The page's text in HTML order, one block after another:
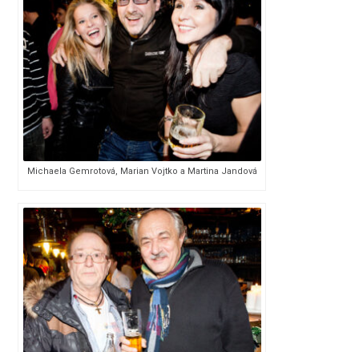
Michaela Gemrotová, Marian Vojtko a Martina Jandová